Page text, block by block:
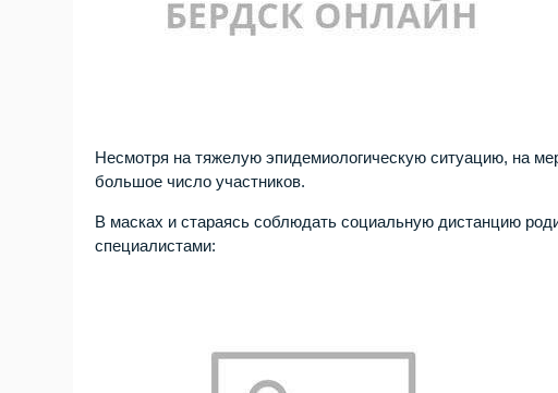
Несмотря на тяжелую эпидемиологическую ситуацию, на
большое число участников.
В масках и стараясь соблюдать социальную дистанцию
специалистами: